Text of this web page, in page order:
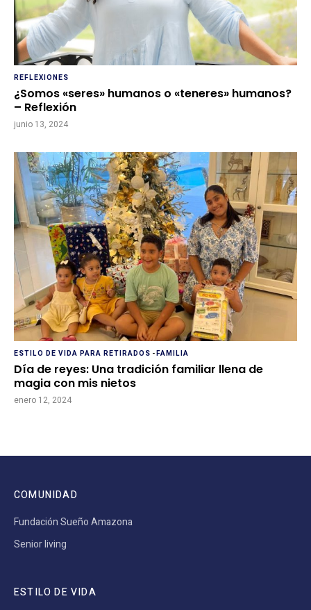
REFLEXIONES
¿Somos «seres» humanos o «teneres» humanos?
– Reflexión
junio 13, 2024
ESTILO DE VIDA PARA RETIRADOS -FAMILIA
Día de reyes: Una tradición familiar llena de
magia con mis nietos
enero 12, 2024
COMUNIDAD
Fundación Sueño Amazona
Senior living
ESTILO DE VIDA